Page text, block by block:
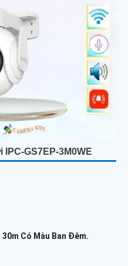
GS7EP-3M0WE
Có Màu Ban Ðêm.